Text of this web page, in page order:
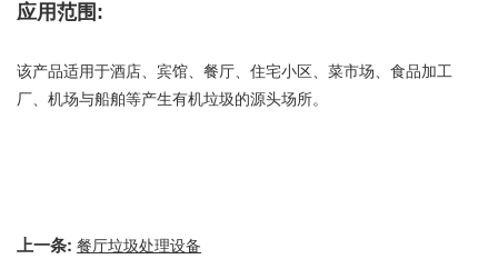
应用范围:
该产品适用于酒店、宾馆、餐厅、住宅小区、菜市场、食品加工
厂、机场与船舶等产生有机垃圾的源头场所。
上一条: 餐厅垃圾处理设备